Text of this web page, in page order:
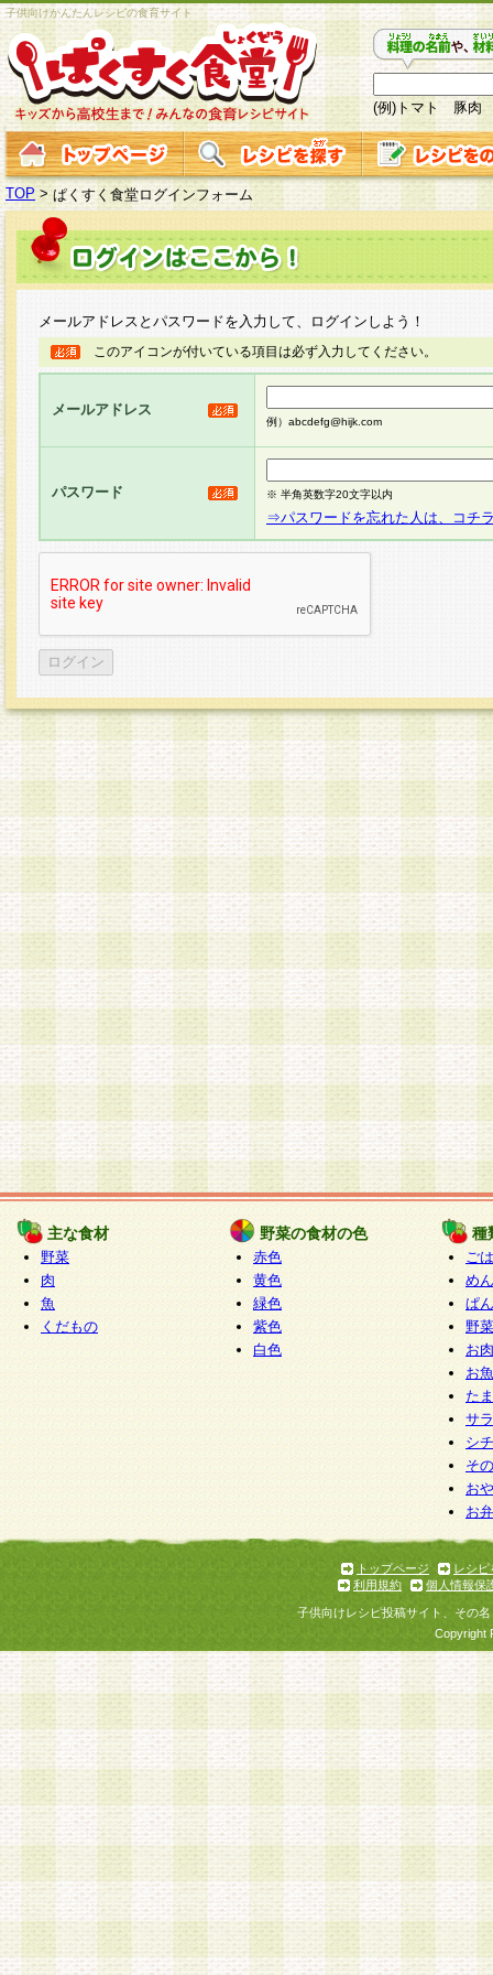
子供向けかんたんレシピの食育サイト
(例)トマト 豚肉
TOP > ぱくすく食堂ログインフォーム
メールアドレスとパスワードを入力して、ログインしよう！
このアイコンが付いている項目は必ず入力してください。
メールアドレス
例）abcdefg@hijk.com
パスワード ※ 半角英数字20文字以内
⇒パスワードを忘れた人は、コチ
主な食材
野菜
肉
魚
くだもの
野菜の食材の色
赤色
黄色
緑色
紫色
白色
種
ご
めん
ぱん
野
お
お
た
サ
シ
そ
お
お
トップページ
レシピ
利用規約
個人情報保
子供向けレシピ投稿サイト、その
Copyright